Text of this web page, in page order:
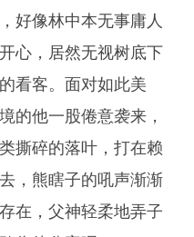
好像林中本无事庸人
心，居然无视树底下
看客。面对如此美
的他一股倦意袭来，
撕碎的落叶，打在赖
，熊瞎子的吼声渐渐
在，父神轻柔地弄子